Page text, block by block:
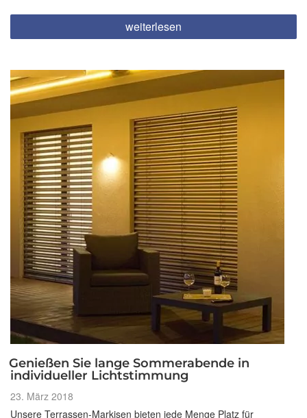
„Einfach
mal
lästige
Insekten
der
Wohnung?“
weiterlesen
Genießen Sie lange Sommerabende in
individueller Lichtstimmung
Veröffentlicht
am
23. März 2018
Unsere Terrassen-Markisen bieten jede Menge Platz für